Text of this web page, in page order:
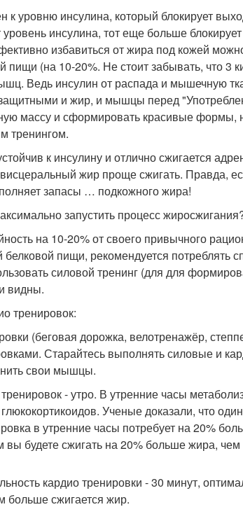
к уровню инсулина, который блокирует
инсулина, тот еще больше
избавиться от жира под кожей
пищи (на 10-20%. Не стоит забывать, что 3
Ведь инсулин от распада и мышечную
и жир, и мышцы перед
массу и сформировать красивые формы,
тренингом.
к инсулину и отлично сжигается
жир проще сжигать. Правда,
запасы … подкожного жира!
запустить процесс
на 10-20% от своего привычного
пищи, рекомендуется потреблять
силовой тренинг (для для
видны.
тренировок:
(беговая дорожка, велотренажёр,
Старайтесь выполнять силовые и
свои мышцы.
- утро. В утренние часы
Ученые доказали, что
в утренние часы потребует на 20%
вы будете сжигать на 20% больше жира,
кардио тренировки - 30 минут,
больше сжигается жир.